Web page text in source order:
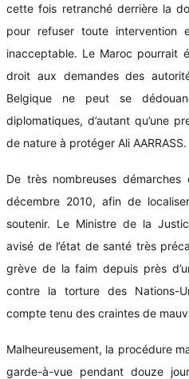
cette fois retranché derrière la
pour refuser toute intervention
inacceptable. Le Maroc pourrait
droit aux demandes des
Belgique ne peut se
diplomatiques, d’autant qu’une
de nature à protéger Ali AARRASS.
De très nombreuses
décembre 2010, afin de
soutenir. Le Ministre de la
avisé de l’état de santé très
grève de la faim depuis près
contre la torture des Nations-
compte tenu des craintes de
Malheureusement, la procédure
garde-à-vue pendant douze